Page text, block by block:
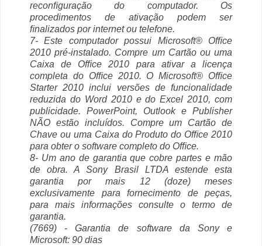
reconﬁguração do computador. Os
procedimentos de ativação podem ser
ﬁnalizados por internet ou telefone.
7- Este computador possui Microsoft® Ofﬁce
2010 pré-instalado. Compre um Cartão ou uma
Caixa de Ofﬁce 2010 para ativar a licença
completa do Ofﬁce 2010. O Microsoft® Ofﬁce
Starter 2010 inclui versões de funcionalidade
reduzida do Word 2010 e do Excel 2010, com
publicidade. PowerPoint, Outlook e Publisher
NÃO estão incluídos. Compre um Cartão de
Chave ou uma Caixa do Produto do Ofﬁce 2010
para obter o software completo do Ofﬁce.
8- Um ano de garantia que cobre partes e mão
de obra. A Sony Brasil LTDA estende esta
garantia por mais 12 (doze) meses
exclusivamente para fornecimento de peças,
para mais informações consulte o termo de
garantia.
(7669) - Garantia de software da Sony e
Microsoft: 90 dias